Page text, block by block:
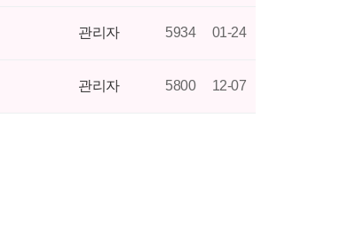
관리자 5934 01-24
관리자 5800 12-07